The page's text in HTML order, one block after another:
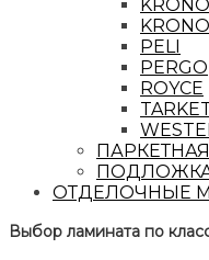
PELI
PERGO
ROYCE
ОТДЕЛОЧНЫЕ
Выбор ламината по